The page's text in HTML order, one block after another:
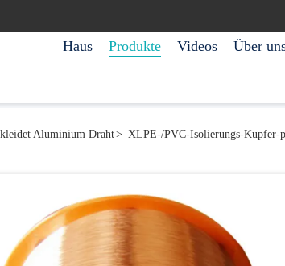
Haus Produkte Videos Über
Aluminium Draht> XLPE-/PVC-Isolierungs-Kupfer-